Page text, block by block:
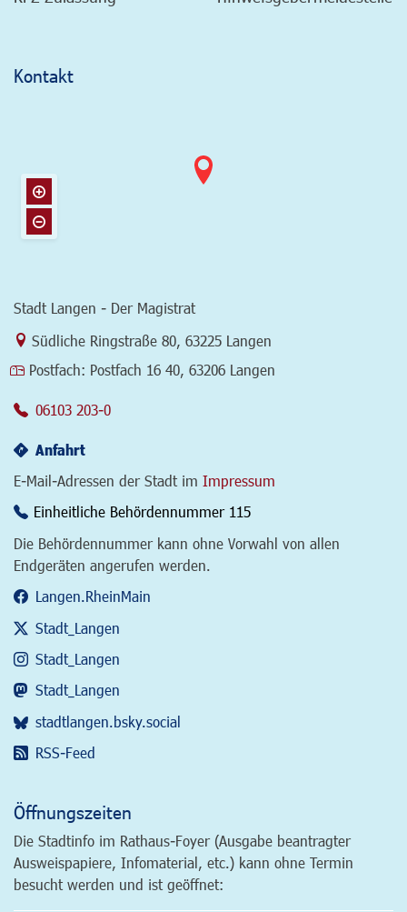
Kontakt
Stadt Langen - Der Magistrat
Link zur Google-Maps Navigation
Südliche Ringstraße 80 63225 Langen
Postfach: Postfach 16 40, 63206 Langen
06103 203-0
Anfahrt
E-Mail-Adressen der Stadt im Impressum
Einheitliche Behördennummer 115
Die Behördennummer kann ohne Vorwahl von allen
Endgeräten angerufen werden.
Langen.RheinMain
Stadt_Langen
Stadt_Langen
Stadt_Langen
stadtlangen.bsky.social
RSS-Feed
Öffnungszeiten
Die Stadtinfo im Rathaus-Foyer (Ausgabe beantragter
Ausweispapiere, Infomaterial, etc.) kann ohne Termin
besucht werden und ist geöffnet: